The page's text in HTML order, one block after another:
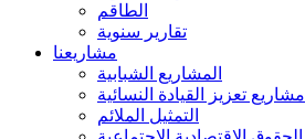
الطاقم
تقارير سنوية
مشاريعنا
المشاريع الشبابية
مشاريع تعزيز القيادة النسائية
التمثيل الملائم